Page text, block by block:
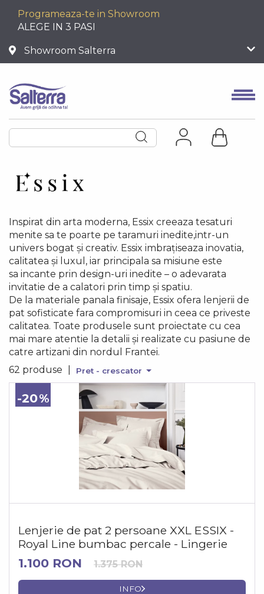
Programeaza-te in Showroom
ALEGE IN 3 PASI
Showroom Salterra
Inspirat din arta moderna, Essix creeaza tesaturi
menite sa te poarte pe taramuri inedite,intr-un
univers bogat și creativ. Essix imbrațiseaza inovatia,
calitatea și luxul, iar principala sa misiune este
sa incante prin design-uri inedite – o adevarata
invitatie de a calatori prin timp și spatiu.
De la materiale panala finisaje, Essix ofera lenjerii de
pat sofisticate fara compromisuri in ceea ce priveste
calitatea. Toate produsele sunt proiectate cu cea
mai mare atentie la detalii și realizate cu pasiune de
catre artizani din nordul Frantei.
62 produse
Pret - crescator
-20
Lenjerie de pat 2 persoane XXL ESSIX -
Royal Line bumbac percale - Lingerie
1.100 RON 1.375 RON
INFO